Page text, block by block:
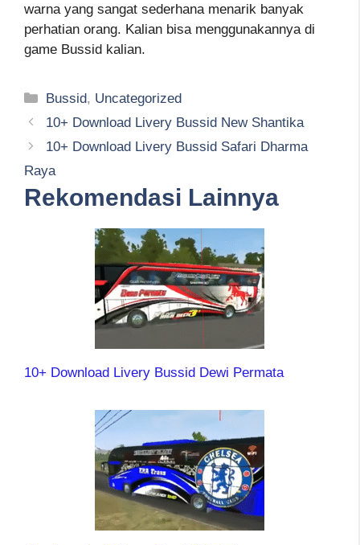
warna yang sangat sederhana menarik banyak
perhatian orang. Kalian bisa menggunakannya di
game Bussid kalian.
Kategori
Bussid, Uncategorized
10+ Download Livery Bussid New Shantika
10+ Download Livery Bussid Safari Dharma
Raya
Rekomendasi Lainnya
10+ Download Livery Bussid Dewi Permata